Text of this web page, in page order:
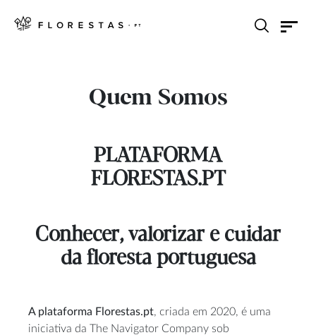
Quem Somos
PLATAFORMA
FLORESTAS.PT
Conhecer, valorizar e cuidar
da floresta portuguesa
A plataforma Florestas.pt, criada em 2020, é uma
iniciativa da The Navigator Company sob